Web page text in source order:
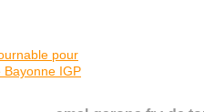
pour
IGP